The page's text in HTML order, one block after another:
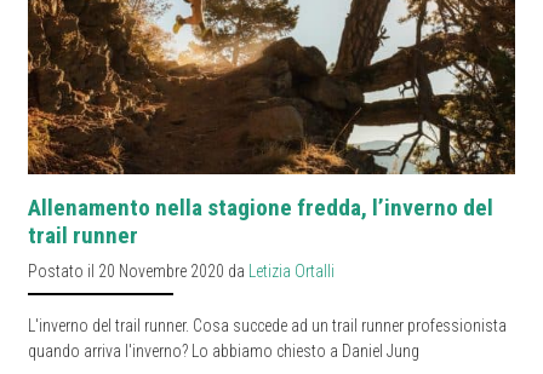
Allenamento nella stagione fredda, l’inverno del
trail runner
Postato il 20 Novembre 2020 da Letizia Ortalli
L'inverno del trail runner. Cosa succede ad un trail runner professionista
quando arriva l'inverno? Lo abbiamo chiesto a Daniel Jung